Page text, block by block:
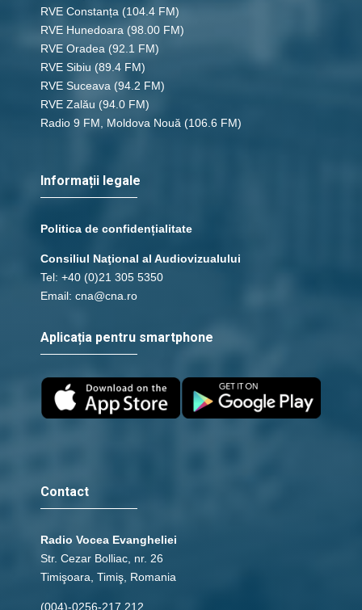
RVE Constanța (104.4 FM)
RVE Hunedoara (98.00 FM)
RVE Oradea (92.1 FM)
RVE Sibiu (89.4 FM)
RVE Suceava (94.2 FM)
RVE Zalău (94.0 FM)
Radio 9 FM, Moldova Nouă (106.6 FM)
Informații legale
Politica de confidențialitate
Consiliul Naţional al Audiovizualului
Tel: +40 (0)21 305 5350
Email: cna@cna.ro
Aplicația pentru smartphone
Contact
Radio Vocea Evangheliei
Str. Cezar Bolliac, nr. 26
Timişoara, Timiş, Romania
(004)-0256-217.212